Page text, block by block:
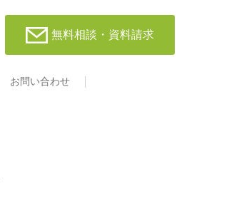
無料相談・資料請求
お問い合わせ
4